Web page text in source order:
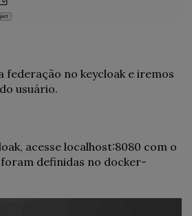
federação no keycloak e iremos
usuário.
acesse localhost:8080 com o
foram definidas no docker-